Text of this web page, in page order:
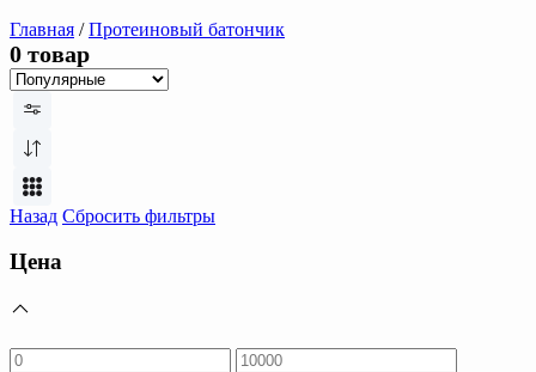
Главная / Протеиновый батончик
0 товар
Назад Сбросить фильтры
Цена